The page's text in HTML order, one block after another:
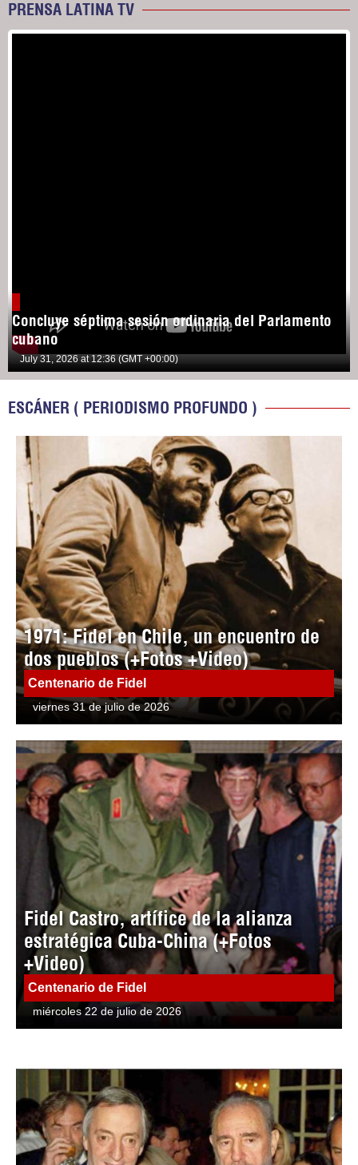
PRENSA LATINA TV
Concluye séptima sesión ordinaria del Parlamento
cubano
July 31, 2026 at 12:36 (GMT +00:00)
ESCÁNER ( PERIODISMO PROFUNDO )
1971: Fidel en Chile, un encuentro de
dos pueblos (+Fotos +Video)
Centenario de Fidel
viernes 31 de julio de 2026
Fidel Castro, artífice de la alianza
estratégica Cuba-China (+Fotos
+Video)
Centenario de Fidel
miércoles 22 de julio de 2026